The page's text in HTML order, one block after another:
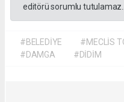
editörü sorumlu
#BELEDİYE #MECLİS
#DAMGA
#DİDİM